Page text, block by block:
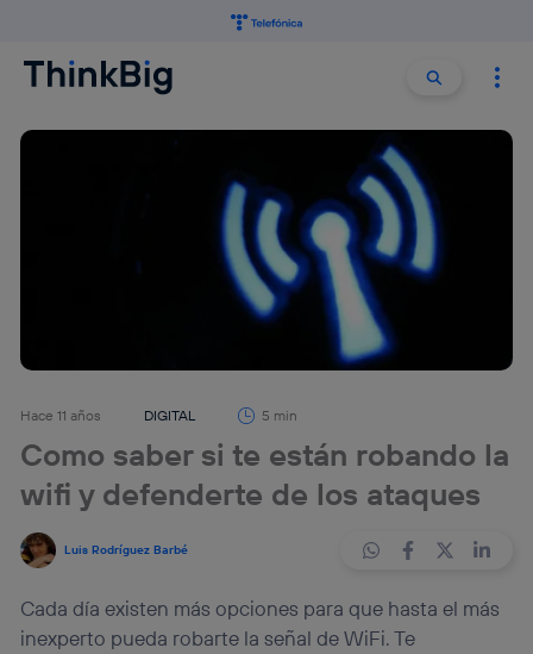
Buscar
Hace 11 años DIGITAL 5 min
Como saber si te están robando la
wifi y defenderte de los ataques
Luis Rodríguez Barbé
Cada día existen más opciones para que hasta el más
inexperto pueda robarte la señal de WiFi. Te